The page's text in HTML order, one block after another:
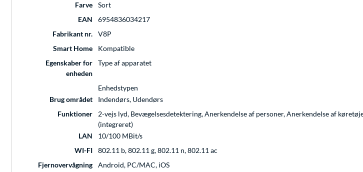
Farve
Sort
EAN
6954836034217
Fabrikant nr.
V8P
Smart Home
Kompatible
Egenskaber for
enheden
Type af apparatet
Enhedstypen
Brug området
Indendørs, Udendørs
Funktioner
2-vejs lyd, Bevægelsesdetektering, Anerkendelse af personer, Anerkendelse af
(integreret)
LAN
10/100 MBit/s
WI-FI
802.11 b, 802.11 g, 802.11 n, 802.11 ac
Fjernovervågning
Android, PC/MAC, iOS